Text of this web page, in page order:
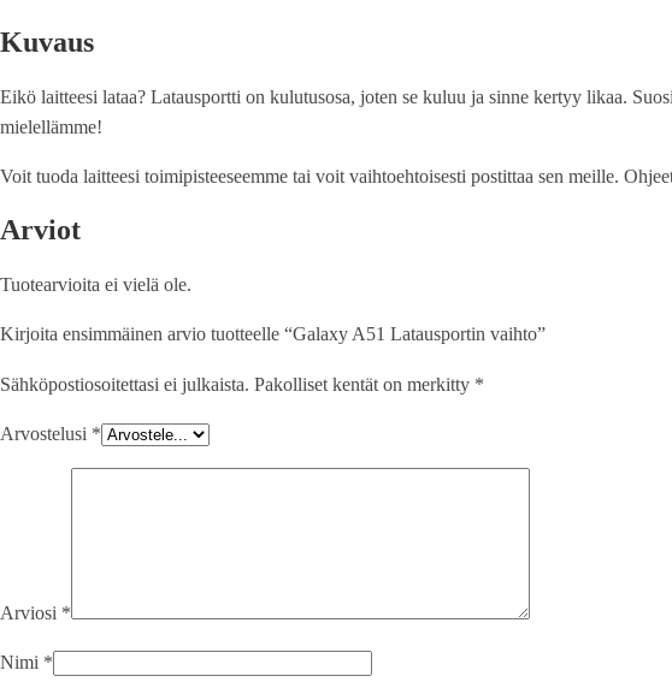
Kuvaus
Eikö laitteesi lataa? Latausportti on kulutusosa, joten se kuluu ja sinne kertyy likaa.
mielellämme!
Voit tuoda laitteesi toimipisteeseemme tai voit vaihtoehtoisesti postittaa sen meille.
Arviot
Tuotearvioita ei vielä ole.
Kirjoita ensimmäinen arvio tuotteelle “Galaxy A51 Latausportin vaihto”
Sähköpostiosoitettasi ei julkaista. Pakolliset kentät on merkitty *
Arvostelusi *
Arviosi *
Nimi *